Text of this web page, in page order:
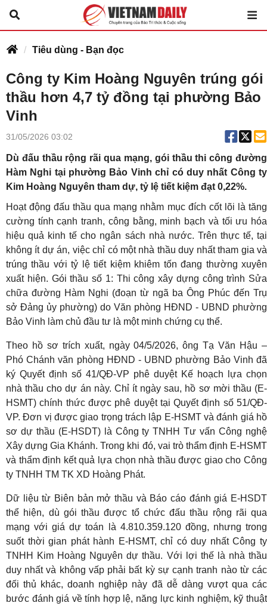
Tiêu dùng - Bạn đọc
Công ty Kim Hoàng Nguyên trúng gói
thầu hơn 4,7 tỷ đồng tại phường Bảo
Vinh
31/05/2026 03:02
Dù đấu thầu rộng rãi qua mạng, gói thầu thi công đường
Hàm Nghi tại phường Bảo Vinh chỉ có duy nhất Công ty
Kim Hoàng Nguyên tham dự, tỷ lệ tiết kiệm đạt 0,22%.
Hoạt động đấu thầu qua mạng nhằm mục đích cốt lõi là tăng
cường tính cạnh tranh, công bằng, minh bạch và tối ưu hóa
hiệu quả kinh tế cho ngân sách nhà nước. Trên thực tế, tại
không ít dự án, việc chỉ có một nhà thầu duy nhất tham gia và
trúng thầu với tỷ lệ tiết kiệm khiêm tốn đang thường xuyên
xuất hiện. Gói thầu số 1: Thi công xây dựng công trình Sửa
chữa đường Hàm Nghi (đoạn từ ngã ba Ông Phúc đến Trụ
sở Đảng ủy phường) do Văn phòng HĐND - UBND phường
Bảo Vinh làm chủ đầu tư là một minh chứng cụ thể.
Theo hồ sơ trích xuất, ngày 04/5/2026, ông Tạ Văn Hậu –
Phó Chánh văn phòng HĐND - UBND phường Bảo Vinh đã
ký Quyết định số 41/QĐ-VP phê duyệt Kế hoạch lựa chọn
nhà thầu cho dự án này. Chỉ ít ngày sau, hồ sơ mời thầu (E-
HSMT) chính thức được phê duyệt tại Quyết định số 51/QĐ-
VP. Đơn vị được giao trọng trách lập E-HSMT và đánh giá hồ
sơ dự thầu (E-HSDT) là Công ty TNHH Tư vấn Công nghệ
Xây dựng Gia Khánh. Trong khi đó, vai trò thẩm định E-HSMT
và thẩm định kết quả lựa chọn nhà thầu được giao cho Công
ty TNHH TM TK XD Hoàng Phát.
Dữ liệu từ Biên bản mở thầu và Báo cáo đánh giá E-HSDT
thể hiện, dù gói thầu được tổ chức đấu thầu rộng rãi qua
mạng với giá dự toán là 4.810.359.120 đồng, nhưng trong
suốt thời gian phát hành E-HSMT, chỉ có duy nhất Công ty
TNHH Kim Hoàng Nguyên dự thầu. Với lợi thế là nhà thầu
duy nhất và không vấp phải bất kỳ sự cạnh tranh nào từ các
đối thủ khác, doanh nghiệp này đã dễ dàng vượt qua các
bước đánh giá về tính hợp lệ, năng lực kinh nghiệm, kỹ thuật